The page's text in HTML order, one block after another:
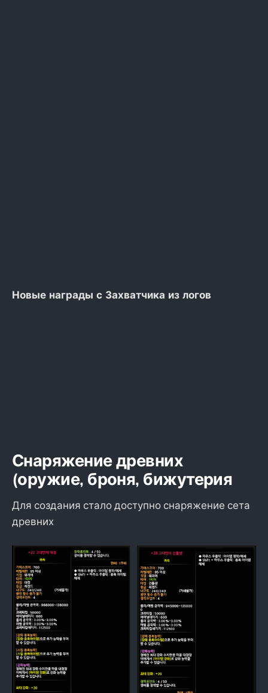
Новые награды с Захватчика из логов
Снаряжение древних
(оружие, броня, бижутерия
Для создания стало доступно снаряжение сета
древних